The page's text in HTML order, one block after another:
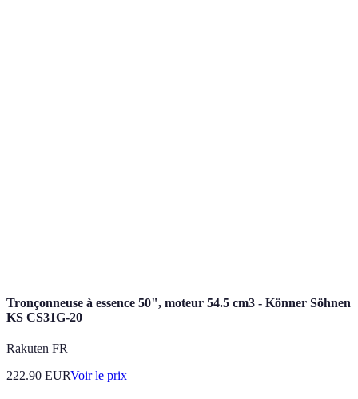
Tronçonneuse à essence 50", moteur 54.5 cm3 - Könner Söhnen
KS CS31G-20
Rakuten FR
222.90 EURVoir le prix